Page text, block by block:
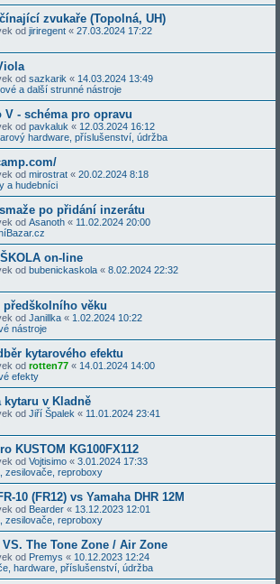
zvukaře (Topolná, UH)
od jiriregent « 27.03.2024 17:22
od sazkarik « 14.03.2024 13:49
a další strunné nástroje
V - schéma pro opravu
od pavkaluk « 12.03.2024 16:12
hardware, příslušenství, údržba
od mirostrat « 20.02.2024 8:18
a hudebníci
po přidání inzerátu
od Asanoth « 11.02.2024 20:00
on-line
od bubenickaskola « 8.02.2024 22:32
věku
od Janillka « 1.02.2024 10:22
nástroje
kytarového efektu
od rotten77 « 14.01.2024 14:00
efekty
kytaru v Kladně
od Jiří Špalek « 11.01.2024 23:41
KUSTOM KG100FX112
od Vojtisimo « 3.01.2024 17:33
zesilovače, reproboxy
10 (FR12) vs Yamaha DHR 12M
od Bearder « 13.12.2023 12:01
zesilovače, reproboxy
The Tone Zone / Air Zone
od Premys « 10.12.2023 12:24
hardware, příslušenství, údržba